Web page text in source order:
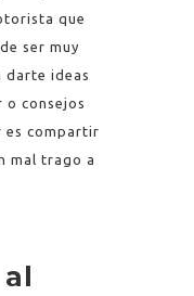
que
ser muy
darte ideas
consejos
es compartir
mal trago a